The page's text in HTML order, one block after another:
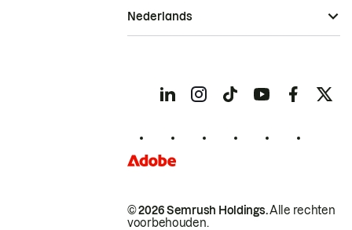
© 2026 Semrush Holdings.Alle rechten
voorbehouden.
Nederlands